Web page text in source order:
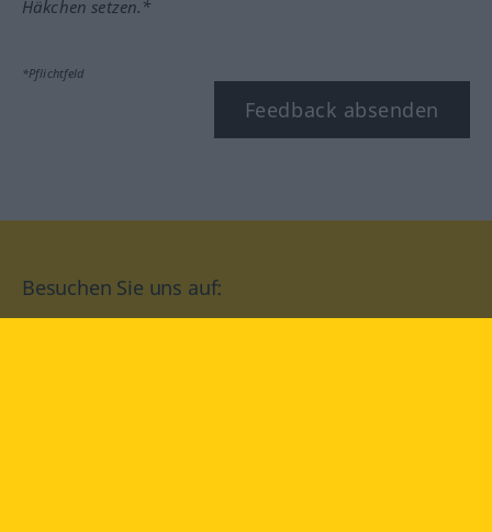
Häkchen setzen.*
*Pflichtfeld
Feedback absenden
Besuchen Sie uns auf: